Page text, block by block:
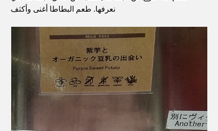
نعرفها. طعم البطاطا أغنى وأكثف